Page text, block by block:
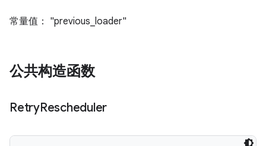
常量值： "previous_loader"
公共构造函数
RetryRescheduler